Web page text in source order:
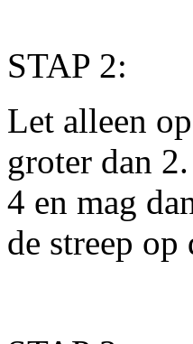
STAP 2:
Let alleen
groter dan
4 en mag
de streep op